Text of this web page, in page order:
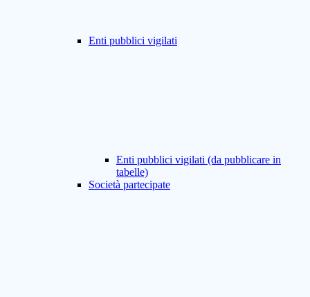
Enti pubblici vigilati
Enti pubblici vigilati (da pubblicare in
tabelle)
Società partecipate